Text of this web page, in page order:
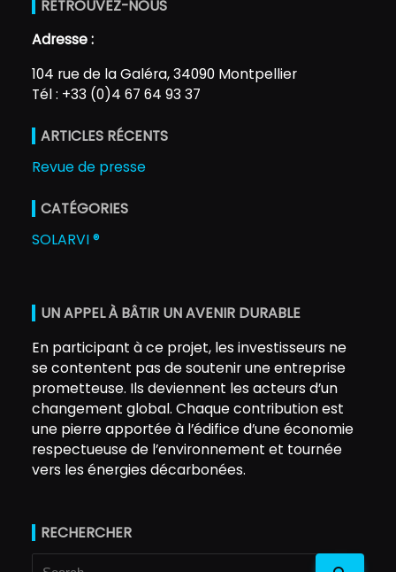
RETROUVEZ-NOUS
Adresse :
104 rue de la Galéra, 34090 Montpellier
Tél : +33 (0)4 67 64 93 37
ARTICLES RÉCENTS
Revue de presse
CATÉGORIES
SOLARVI ®
UN APPEL À BÂTIR UN AVENIR DURABLE
En participant à ce projet, les investisseurs ne
se contentent pas de soutenir une entreprise
prometteuse. Ils deviennent les acteurs d’un
changement global. Chaque contribution est
une pierre apportée à l’édifice d’une économie
respectueuse de l’environnement et tournée
vers les énergies décarbonées.
RECHERCHER
Search